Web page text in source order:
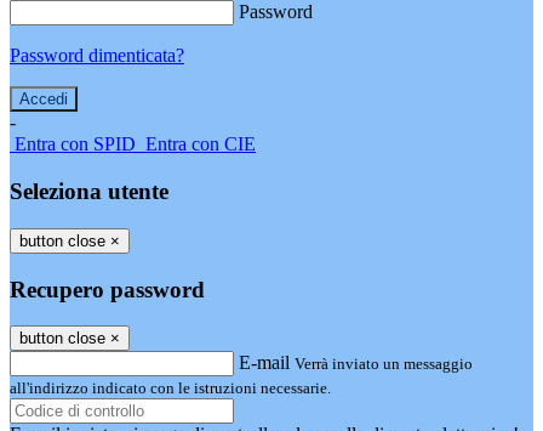
Password
Password dimenticata?
-
Entra con SPID Entra con CIE
Seleziona utente
button close ×
Recupero password
button close ×
E-mail Verrà inviato un messaggio
all'indirizzo indicato con le istruzioni necessarie.